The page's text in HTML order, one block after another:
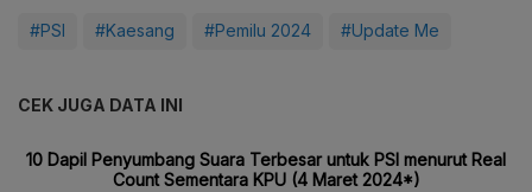
#PSI #Kaesang #Pemilu 2024 #Update Me
CEK JUGA DATA INI